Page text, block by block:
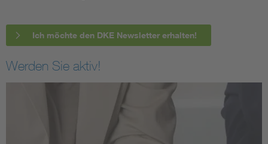
Ich möchte den DKE Newsletter erhalten!
Werden Sie aktiv!